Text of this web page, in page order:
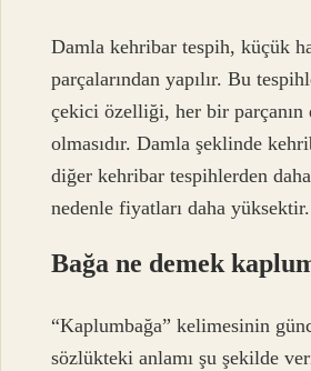
Damla kehribar tespih, küçük
parçalarından yapılır. Bu
çekici özelliği, her bir parçanın
olmasıdır. Damla şeklinde
diğer kehribar tespihlerden
nedenle fiyatları daha yüksektir.
Bağa ne demek
“Kaplumbağa” kelimesinin
sözlükteki anlamı şu şekilde